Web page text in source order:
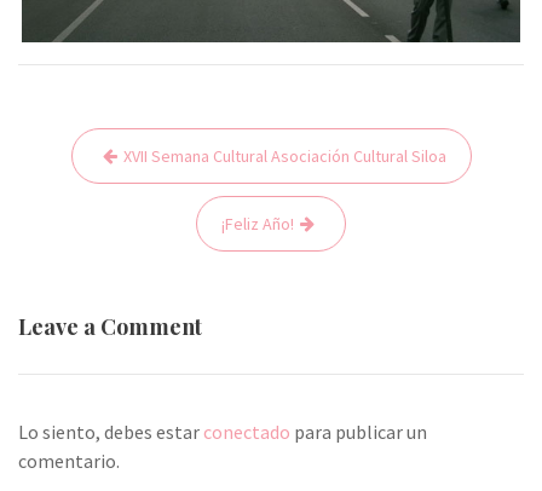
g
c
i
ó
XVII Semana Cultural Asociación Cultural Siloa
¡Feliz Año!
Leave a Comment
Lo siento, debes estar conectado para publicar un
comentario.